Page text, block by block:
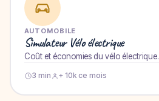
AUTOMOBILE
Simulateur Vélo électrique
Coût et économies du vélo électrique.
3 min + 10k ce mois